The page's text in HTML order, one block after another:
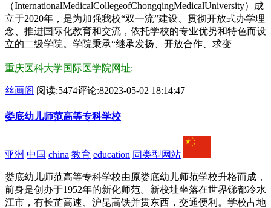
（InternationalMedicalCollegeofChongqingMedicalUniversity）成
立于2020年，是为加强我校“双一流”建设、贯彻开放式办学理
念、推进国际化教育和交流，依托学校的专业优势和特色而设
立的二级学院。学院秉承“继承发扬、开放合作、求变
重庆医科大学国际医学院网址:
丝画阁 阅读:5474评论:82023-05-02 18:14:47
娄底幼儿师范高等专科学校
亚洲 中国 china 教育 education 同类型网站
娄底幼儿师范高等专科学校由原娄底幼儿师范学校升格而成，
前身是创办于1952年的新化师范。新校址坐落在世界锑都冷水
江市，有长芷高速、沪昆高铁并贯东西，交通便利。学校占地